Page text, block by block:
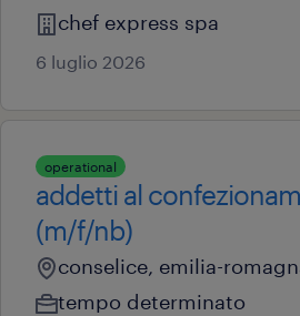
chef express spa
6 luglio 2026
operational
addetti al
(m/f/nb)
conselice, emilia-
tempo determinato